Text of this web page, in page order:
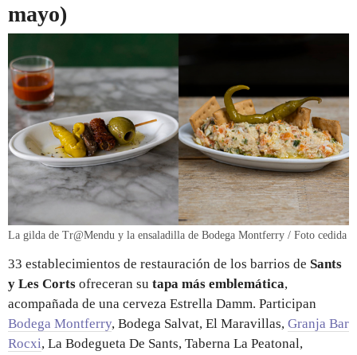
mayo)
La gilda de Tr@Mendu y la ensaladilla de Bodega Montferry / Foto cedida
33 establecimientos de restauración de los barrios de Sants
y Les Corts ofreceran su tapa más emblemática,
acompañada de una cerveza Estrella Damm. Participan
Bodega Montferry, Bodega Salvat, El Maravillas, Granja Bar
Rocxi, La Bodegueta De Sants, Taberna La Peatonal,